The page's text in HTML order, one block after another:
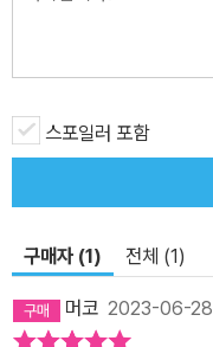
스포일러 포함
구매자 (1) 전체 (1)
머코 2023-06-28